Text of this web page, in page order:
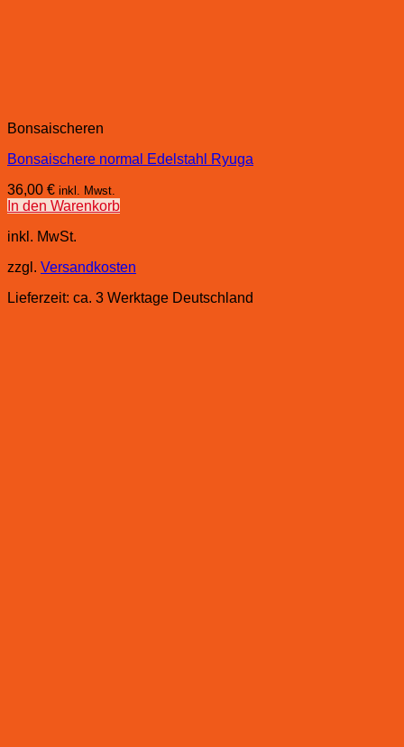
Bonsaischeren
Bonsaischere normal Edelstahl Ryuga
36,00 € inkl. Mwst.
In den Warenkorb
inkl. MwSt.
zzgl. Versandkosten
Lieferzeit: ca. 3 Werktage Deutschland